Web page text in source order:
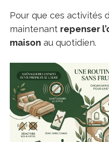
Pour que ces activités
maintenant repenser
maison au quotidien.